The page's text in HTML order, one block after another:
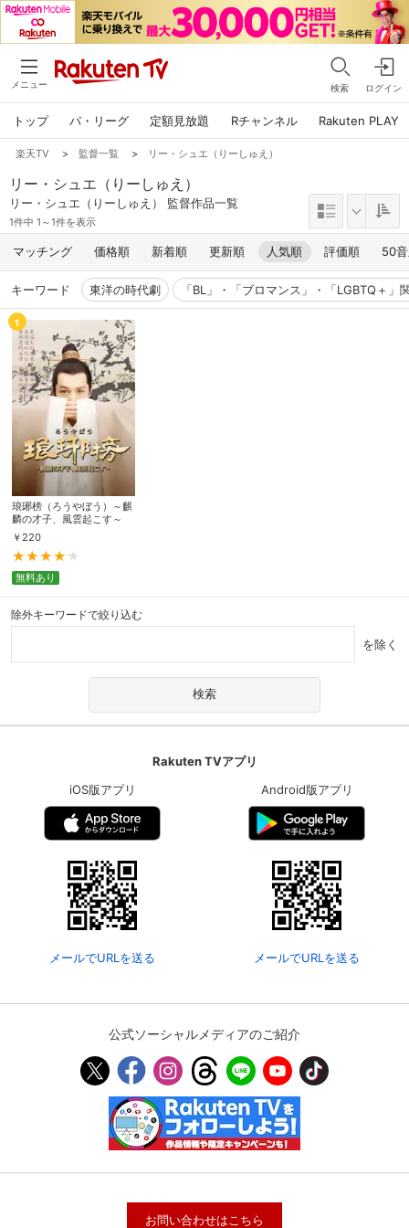
メニュー 検索 ログイン
トップ パ・リーグ 定額見放題 Rチャンネル Rakuten PLAY
楽天TV > 監督一覧 > リー・シュエ（りーしゅえ）
リー・シュエ（りーしゅえ）
リー・シュエ（りーしゅえ） 監督作品一覧
1件中 1～1件を表示
マッチング 価格順 新着順 更新順 人気順 評価順 50
キーワード 東洋の時代劇 「BL」・「ブロマンス」・「LGBTQ＋」
1
琅琊榜（ろうやぼう）～麒
麟の才子、風雲起こす～
￥ 220
無料あり
除外キーワードで絞り込む
を除く
Rakuten TVアプリ
iOS版アプリ
メールでURLを送る
Android版アプリ
メールでURLを送る
公式ソーシャルメディアのご紹介
お問い合わせはこちら